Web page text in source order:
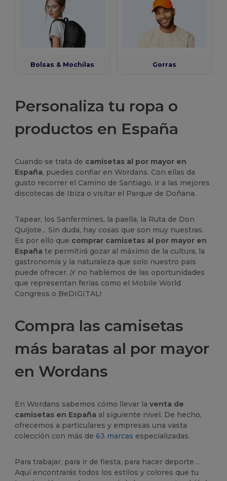
Bolsas & Mochilas Gorras
Personaliza tu ropa o
productos en España
Cuando se trata de camisetas al por mayor en
España, puedes confiar en Wordans. Con ellas da
gusto recorrer el Camino de Santiago, ir a las mejores
discotecas de Ibiza o visitar el Parque de Doñana.
Tapear, los Sanfermines, la paella, la Ruta de Don
Quijote... Sin duda, hay cosas que son muy nuestras.
Es por ello que comprar camisetas al por mayor en
España te permitirá gozar al máximo de la cultura, la
gastronomía y la naturaleza que solo nuestro país
puede ofrecer. ¡Y no hablemos de las oportunidades
que representan ferias como el Mobile World
Congress o BeDIGITAL!
Compra las camisetas
más baratas al por mayor
en Wordans
En Wordans sabemos cómo llevar laventa de
camisetas en España al siguiente nivel. De hecho,
ofrecemos a particulares y empresas una vasta
colección con más de63 marcas especializadas.
Para trabajar, para ir de fiesta, para hacer deporte…
Aquí encontrarás todos los estilos y colores que tu